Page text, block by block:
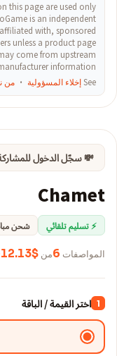
this page are used only
is an independent
with, sponsored
unless a product page
come from upstream
information.
Seeإخلاء المسؤولية · من
💸 سجّل الدخول
Chamet
⚡ تسليم تلقائي شحن
المواصفات 6من $12.13+
1 اختر القيمة / الباقة